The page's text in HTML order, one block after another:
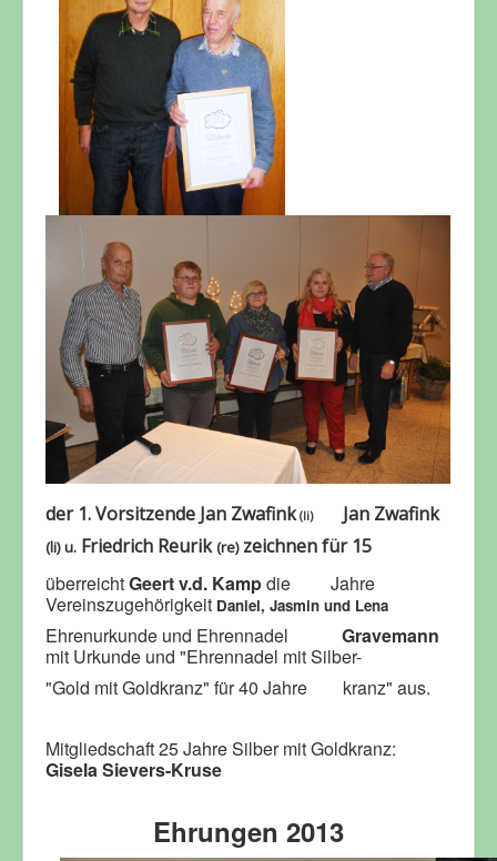
der 1. Vorsitzende Jan Zwafink(li) Jan Zwafink
(li) u. Friedrich Reurik(re) zeichnen für 15
überreichtGeert v.d. Kampdie Jahre
Vereinszugehörigkeit Daniel, Jasmin und Lena
Ehrenurkunde und Ehrennadel Gravemann
mit Urkunde und "Ehrennadel mit Silber-
"Gold mit Goldkranz" für 40 Jahre kranz" aus.
Mitgliedschaft25 Jahre Silber mit Goldkranz:
Gisela Sievers-Kruse
Ehrungen 2013